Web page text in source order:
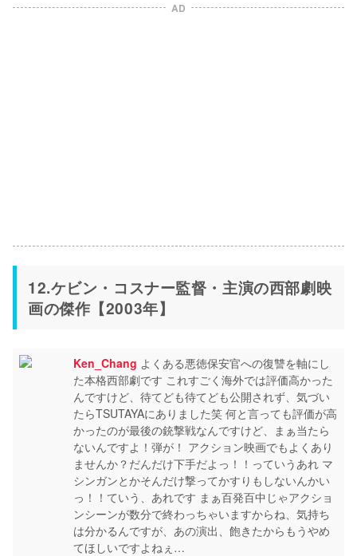
AD
12.ケビン・コスナー監督・主演の西部劇映
画の傑作【2003年】
Ken_Chang よくある悪徳保安官への復讐を軸にし
た本格西部劇です これすごく海外では評価高かった
んですけど、待てども待てども公開されず、気づい
たらTSUTAYAにありました笑 何と言っても評価が高
かったのが最後の銃撃戦なんですけど、まぁ当たら
ないんですよ！弾が！ アクション映画でもよくあり
ませんか？だんだけ下手だよっ！！っていうあれ マ
シンガンとかそんだけ撃ってかすりもしないんかい
っ！！ていう、あれです まぁ百発百中じゃアクショ
ンシーンが数分で終わっちゃいますからね、気持ち
は分かるんですが、あの演出、飽きたからもうやめ
てほしいですよねぇ…